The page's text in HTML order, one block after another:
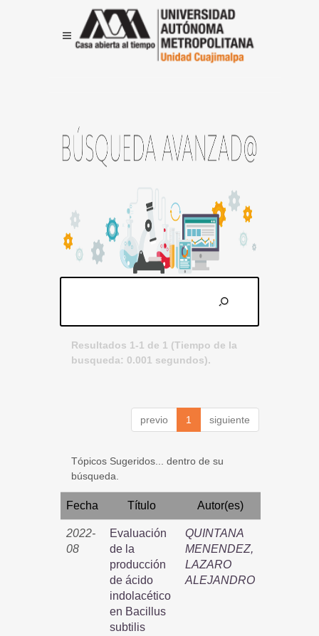
Resultados 1-1 de 1 (Tiempo de la
busqueda: 0.001 segundos).
previo 1 siguiente
Tópicos Sugeridos... dentro de su
búsqueda.
Fecha Título Autor(es)
2022-
08
Evaluación
de la
producción
de ácido
indolacético
en Bacillus
subtilis
QUINTANA
MENENDEZ,
LAZARO
ALEJANDRO